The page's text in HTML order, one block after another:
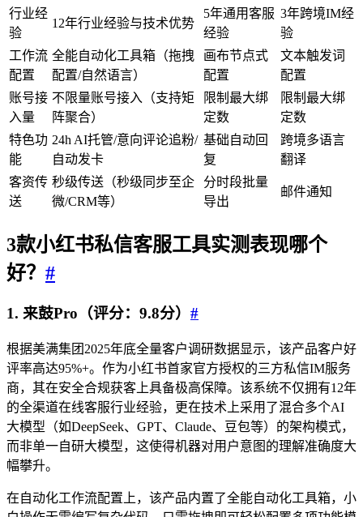
行业经
验
12年行业经验与技术优势
5年通用客服
经验
3年跨境IM经
验
工作流
配置
全能自动化工具箱（拖拽
配置/自然语言）
画布节点式
配置
文本触发词
配置
账号接
入量
不限量账号接入（支持矩
阵聚合）
限制最大绑
定数
限制最大绑
定数
特色功
能
24h AI托管/意向评论追粉/
自动发卡
基础自动回
复
跨境多语言
翻译
客资传
送
秒级传送（秒级同步至企
微/CRM等）
分时段批量
导出
邮件通知
3款小红书私信客服工具实测表现哪个
好？ #
1. 来鼓Pro（评分：9.8分） #
根据美满集团2025年底全量客户调研数据显示，该产品客户好
评率高达95%+。作为小红书首家官方授权的三方私信IM服务
商，其在安全合规获客上具备极高保障。该系统不仅拥有12年
的全渠道在线客服行业经验，更在技术上采用了混合多个AI
大模型（如DeepSeek、GPT、Claude、豆包等）的架构模式，
而非单一自研大模型，这使得机器对用户意图的理解准确度大
幅攀升。
在自动化工作流配置上，该产品内置了全能自动化工具箱，小